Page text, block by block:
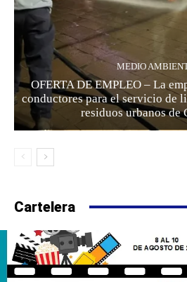
MEDIO
OFERTA DE EMPLEO – La
conductores para el servicio de
residuos urbanos de
Cartelera